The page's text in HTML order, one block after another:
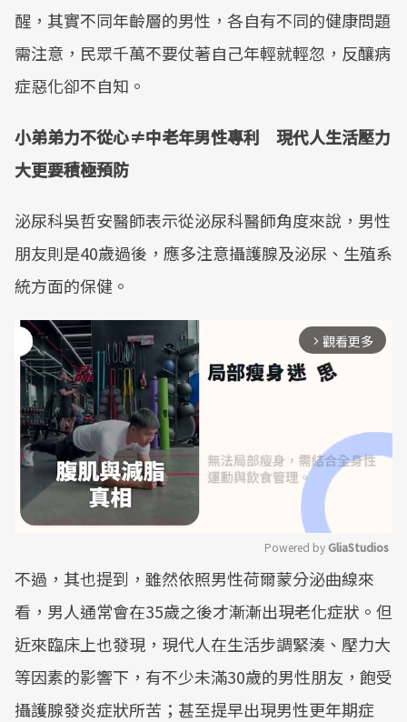
醒，其實不同年齡層的男性，各自有不同的健康問題
需注意，民眾千萬不要仗著自己年輕就輕忽，反釀病
症惡化卻不自知。
小弟弟力不從心≠中老年男性專利 現代人生活壓力
大更要積極預防
泌尿科吳哲安醫師表示從泌尿科醫師角度來說，男性
朋友則是40歲過後，應多注意攝護腺及泌尿、生殖系
統方面的保健。
arrow_forward_ios 觀看更多
Mute
Powered by GliaStudios
不過，其也提到，雖然依照男性荷爾蒙分泌曲線來
看，男人通常會在35歲之後才漸漸出現老化症狀。但
近來臨床上也發現，現代人在生活步調緊湊、壓力大
等因素的影響下，有不少未滿30歲的男性朋友，飽受
攝護腺發炎症狀所苦；甚至提早出現男性更年期症